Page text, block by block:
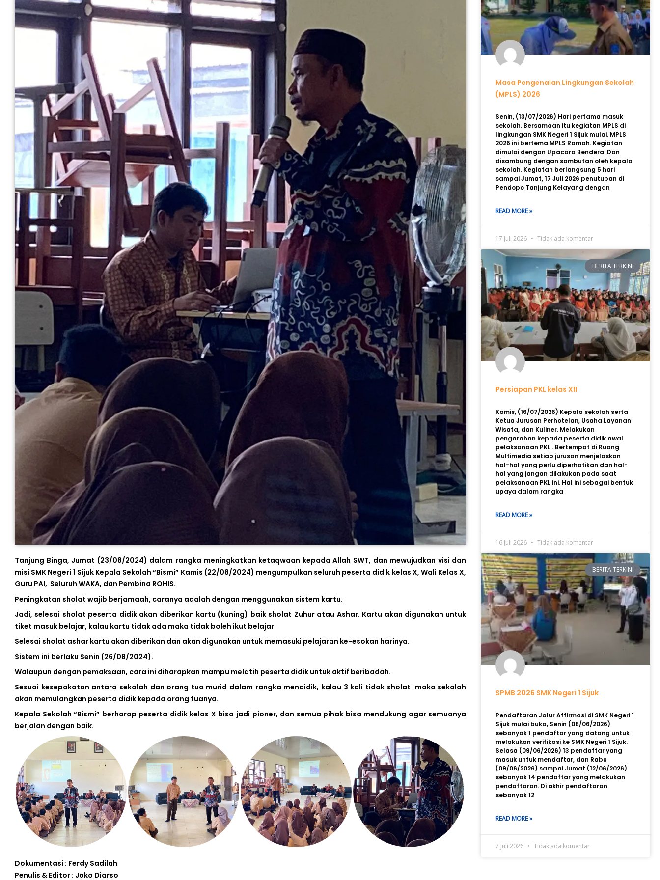
Tanjung Binga, Jumat (23/08/2024) dalam rangka meningkatkan ketaqwaan kepada Allah SWT, dan mewujudkan visi dan
misi SMK Negeri 1 Sijuk Kepala Sekolah “Bismi” Kamis (22/08/2024) mengumpulkan seluruh peserta didik kelas X, Wali Kelas X,
Guru PAI, Seluruh WAKA, dan Pembina ROHIS.
Peningkatan sholat wajib berjamaah, caranya adalah dengan menggunakan sistem kartu.
Jadi, selesai sholat peserta didik akan diberikan kartu (kuning) baik sholat Zuhur atau Ashar. Kartu akan digunakan untuk
tiket masuk belajar, kalau kartu tidak ada maka tidak boleh ikut belajar.
Selesai sholat ashar kartu akan diberikan dan akan digunakan untuk memasuki pelajaran ke-esokan harinya.
Sistem ini berlaku Senin (26/08/2024).
Walaupun dengan pemaksaan, cara ini diharapkan mampu melatih peserta didik untuk aktif beribadah.
Sesuai kesepakatan antara sekolah dan orang tua murid dalam rangka mendidik, kalau 3 kali tidak sholat maka sekolah
akan memulangkan peserta didik kepada orang tuanya.
Kepala Sekolah “Bismi” berharap peserta didik kelas X bisa jadi pioner, dan semua pihak bisa mendukung agar semuanya
berjalan dengan baik.
Dokumentasi : Ferdy Sadilah
Penulis & Editor : Joko Diarso
Masa Pengenalan Lingkungan Sekolah
(MPLS) 2026
Senin, (13/07/2026) Hari pertama masuk
sekolah. Bersamaan itu kegiatan MPLS di
lingkungan SMK Negeri 1 Sijuk mulai. MPLS
2026 ini bertema MPLS Ramah. Kegiatan
dimulai dengan Upacara Bendera. Dan
disambung dengan sambutan oleh kepala
sekolah. Kegiatan berlangsung 5 hari
sampai Jumat, 17 Juli 2026 penutupan di
Pendopo Tanjung Kelayang dengan
READ MORE »
17 Juli 2026 Tidak ada komentar
BERITA TERKINI
Persiapan PKL kelas XII
Kamis, (16/07/2026) Kepala sekolah serta
Ketua Jurusan Perhotelan, Usaha Layanan
Wisata, dan Kuliner. Melakukan
pengarahan kepada peserta didik awal
pelaksanaan PKL . Bertempat di Ruang
Multimedia setiap jurusan menjelaskan
hal-hal yang perlu diperhatikan dan hal-
hal yang jangan dilakukan pada saat
pelaksanaan PKL ini. Hal ini sebagai bentuk
upaya dalam rangka
READ MORE »
16 Juli 2026 Tidak ada komentar
BERITA TERKINI
SPMB 2026 SMK Negeri 1 Sijuk
Pendaftaran Jalur Affirmasi di SMK Negeri 1
Sijuk mulai buka, Senin (08/06/2026)
sebanyak 1 pendaftar yang datang untuk
melakukan verifikasi ke SMK Negeri 1 Sijuk.
Selasa (09/06/2026) 13 pendaftar yang
masuk untuk mendaftar, dan Rabu
(09/06/2026) sampai Jumat (12/06/2026)
sebanyak 14 pendaftar yang melakukan
pendaftaran. Di akhir pendaftaran
sebanyak 12
READ MORE »
7 Juli 2026 Tidak ada komentar